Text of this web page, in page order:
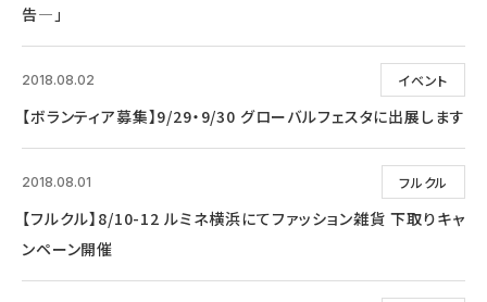
告―」
イベント
2018.08.02
【ボランティア募集】9/29・9/30 グローバルフェスタに出展します
フルクル
2018.08.01
【フルクル】8/10-12 ルミネ横浜にてファッション雑貨 下取りキャ
ンペーン開催